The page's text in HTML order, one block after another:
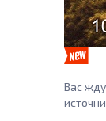
Вас